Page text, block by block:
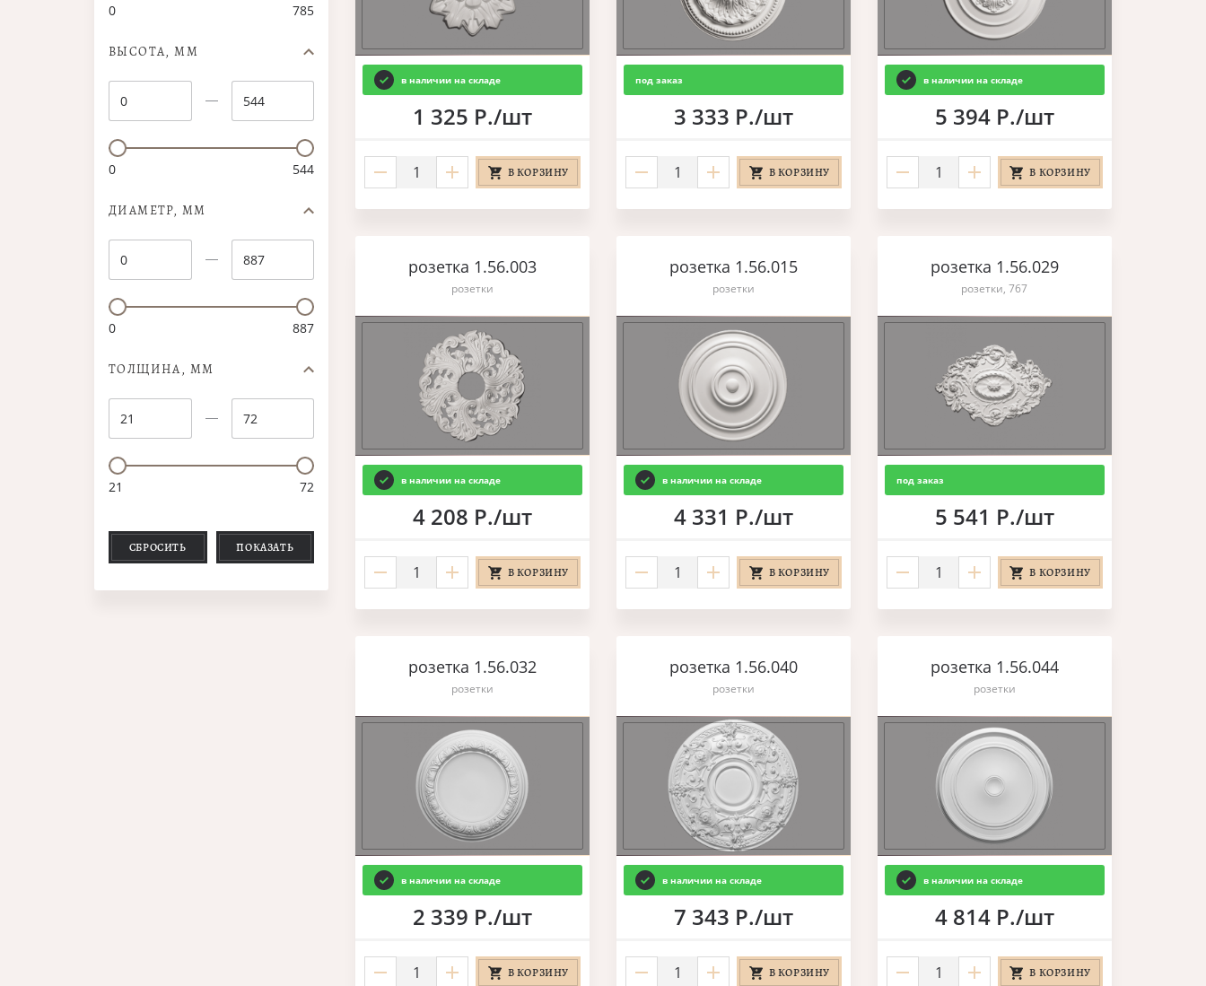
0 785
ВЫСОТА, ММ
0 544
ДИАМЕТР, ММ
0 887
ТОЛЩИНА, ММ
21 72
СБРОСИТЬ ПОКАЗАТЬ
в наличии на складе
1 325 Р./шт
В КОРЗИНУ
под заказ
3 333 Р./шт
В КОРЗИНУ
в наличии на складе
5 394 Р./шт
В КОРЗИНУ
розетка 1.56.003
розетки
в наличии на складе
4 208 Р./шт
В КОРЗИНУ
розетка 1.56.015
розетки
в наличии на складе
4 331 Р./шт
В КОРЗИНУ
розетка 1.56.029
розетки, 767
под заказ
5 541 Р./шт
В КОРЗИНУ
розетка 1.56.032
розетки
в наличии на складе
2 339 Р./шт
В КОРЗИНУ
розетка 1.56.040
розетки
в наличии на складе
7 343 Р./шт
В КОРЗИНУ
розетка 1.56.044
розетки
в наличии на складе
4 814 Р./шт
В КОРЗИНУ